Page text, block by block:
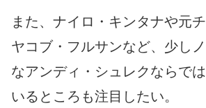
また、ナイロ・キンタナや元
ヤコブ・フルサンなど、少し
なアンディ・シュレクならで
いるところも注目したい。